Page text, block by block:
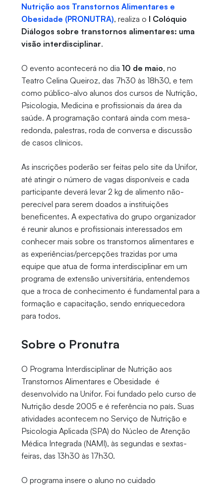
Nutrição aos Transtornos Alimentares e
Obesidade (PRONUTRA), realiza o I Colóquio
Diálogos sobre transtornos alimentares: uma
visão interdisciplinar.
O evento acontecerá no dia 10 de maio, no
Teatro Celina Queiroz, das 7h30 às 18h30, e tem
como público-alvo alunos dos cursos de Nutrição,
Psicologia, Medicina e profissionais da área da
saúde. A programação contará ainda com mesa-
redonda, palestras, roda de conversa e discussão
de casos clínicos.
As inscrições poderão ser feitas pelo site da Unifor,
até atingir o número de vagas disponíveis e cada
participante deverá levar 2 kg de alimento não-
perecível para serem doados a instituições
beneficentes. A expectativa do grupo organizador
é reunir alunos e profissionais interessados em
conhecer mais sobre os transtornos alimentares e
as experiências/percepções trazidas por uma
equipe que atua de forma interdisciplinar em um
programa de extensão universitária, entendemos
que a troca de conhecimento é fundamental para a
formação e capacitação, sendo enriquecedora
para todos.
Sobre o Pronutra
O Programa Interdisciplinar de Nutrição aos
Transtornos Alimentares e Obesidade é
desenvolvido na Unifor. Foi fundado pelo curso de
Nutrição desde 2005 e é referência no país. Suas
atividades acontecem no Serviço de Nutrição e
Psicologia Aplicada (SPA) do Núcleo de Atenção
Médica Integrada (NAMI), às segundas e sextas-
feiras, das 13h30 às 17h30.
O programa insere o aluno no cuidado